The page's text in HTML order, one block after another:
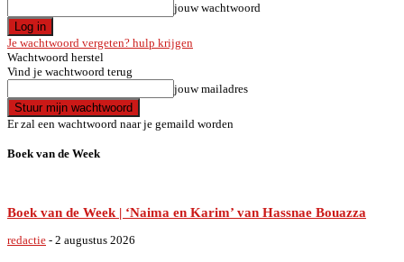
jouw wachtwoord
Je wachtwoord vergeten? hulp krijgen
Wachtwoord herstel
Vind je wachtwoord terug
jouw mailadres
Er zal een wachtwoord naar je gemaild worden
Boek van de Week
Boek van de Week | ‘Naima en Karim’ van Hassnae Bouazza
redactie - 2 augustus 2026